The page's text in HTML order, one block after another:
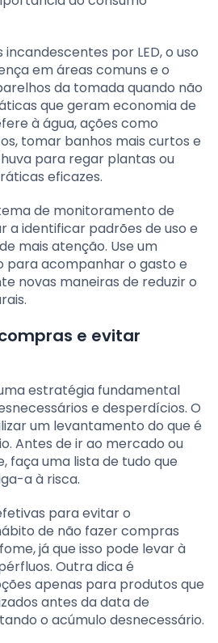
por LED, o uso
em áreas comuns e o
da tomada quando não
que geram economia de
à água, ações como
tomar banhos mais curtos e
para regar plantas ou
eficazes.
de monitoramento de
a identificar padrões de uso e
mais atenção. Use um
para acompanhar o gasto e
novas maneiras de reduzir o
e evitar
estratégia fundamental
e desperdícios. O
um levantamento do que é
Antes de ir ao mercado ou
faça uma lista de tudo que
a à risca.
para evitar o
de não fazer compras
já que isso pode levar à
Outra dica é
apenas para produtos que
antes da data de
o acúmulo desnecessário.